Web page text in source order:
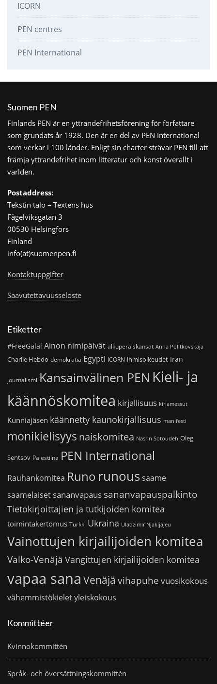
ICORN
PEN centres
PEN International
Suomen PEN
Finlands PEN är en yttrandefrihetsförening för författare
som grundats år 1928. Den är en del av PEN International
som verkar i 100 länder. Enligt sin charter strävar PEN till att
främja yttrandefrihet inom litteratur och konst överallt i
världen.
Postaddress:
Tekstin talo – Textens hus
Fågelviksgatan 3
00530 Helsingfors
Finland
info(at)suomenpen.fi
Kontaktuppgifter
Saavutettavuusseloste
Etiketter
#FreeGalal Ainon nimipäivät alkuperäiskansat Anna Politkovskaja
Charlie Hebdo demokratia Egypti ICORN ihmisoikeudet Iran
journalismi Kansainvälinen PEN Kieli- ja
käännöskomitea kirjallisuus kirjamessut
Kunniajäsen käännetty kaunokirjallisuus manifesti
monikielisyys naiskomitea Nasrin Sotoudeh Oleg
Sentsov Palestiina PEN International
Rauhankomitea Runo runoussaame
saamelaiset sananvapaus sananvapauspalkinto
Tietokirjoittajien ja tutkijoiden komitea
toimintakertomus Turkki Ukraina Uladzimir Njakljajeu
Vainottujen kirjailijoiden komitea
Valko-Venäjä Vangittujen kirjailijoiden komitea
vapaa sana Venäjä vihapuhe vuosikokous
vähemmistökieletyleiskokous
Kommittéer
Kvinnokommittén
Språk- och översättningskommittén